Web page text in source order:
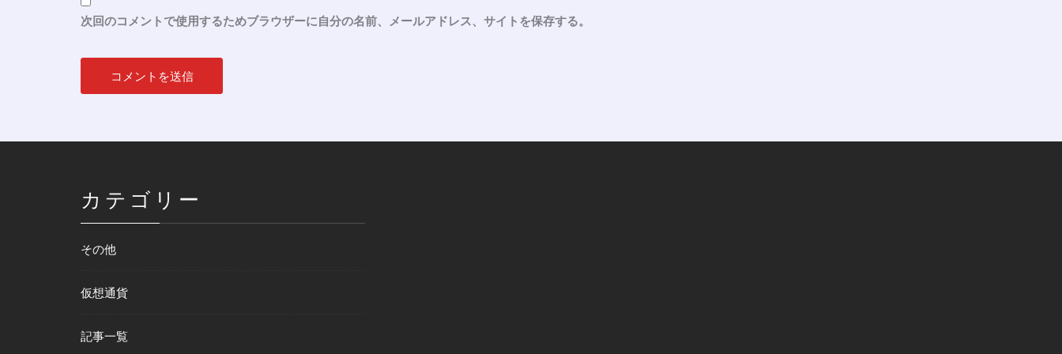
次回のコメントで使用するためブラウザーに自分の名前、メールアドレス、サイトを保存する。
カテゴリー
その他
仮想通貨
記事一覧